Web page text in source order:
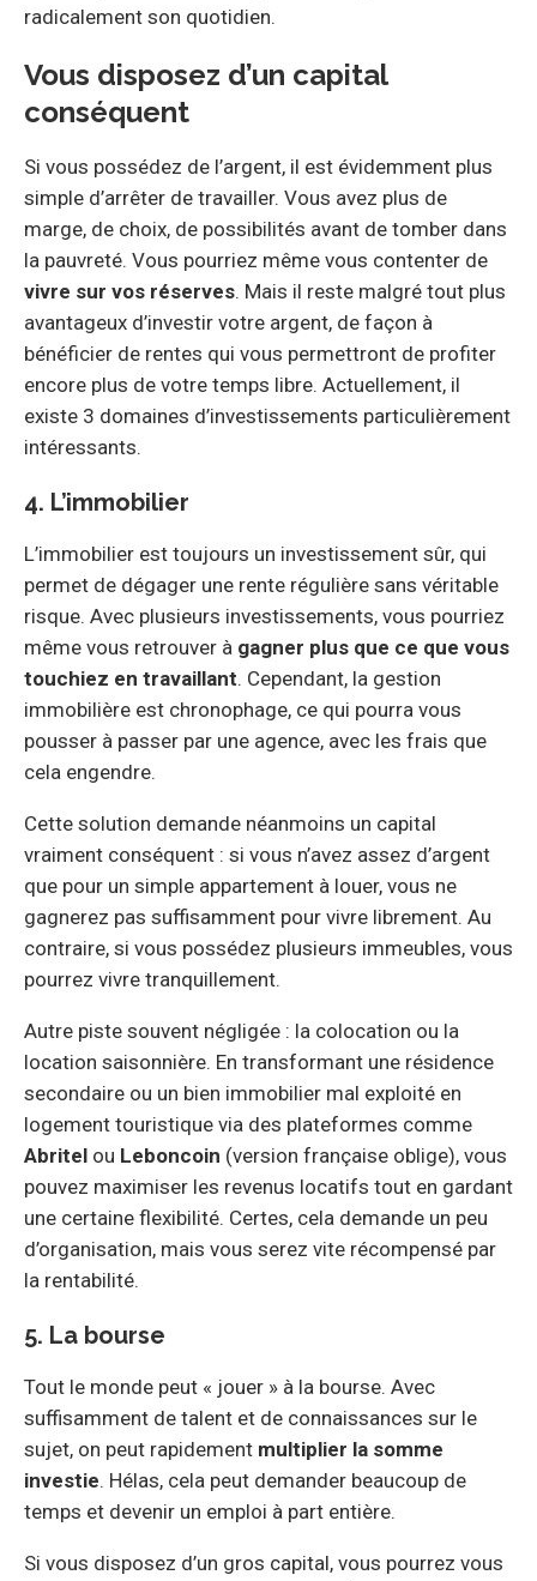
radicalement son quotidien.
Vous disposez d’un capital
conséquent
Si vous possédez de l’argent, il est évidemment plus
simple d’arrêter de travailler. Vous avez plus de
marge, de choix, de possibilités avant de tomber dans
la pauvreté. Vous pourriez même vous contenter de
vivre sur vos réserves. Mais il reste malgré tout plus
avantageux d’investir votre argent, de façon à
bénéficier de rentes qui vous permettront de profiter
encore plus de votre temps libre. Actuellement, il
existe 3 domaines d’investissements particulièrement
intéressants.
4. L’immobilier
L’immobilier est toujours un investissement sûr, qui
permet de dégager une rente régulière sans véritable
risque. Avec plusieurs investissements, vous pourriez
même vous retrouver à gagner plus que ce que vous
touchiez en travaillant. Cependant, la gestion
immobilière est chronophage, ce qui pourra vous
pousser à passer par une agence, avec les frais que
cela engendre.
Cette solution demande néanmoins un capital
vraiment conséquent : si vous n’avez assez d’argent
que pour un simple appartement à louer, vous ne
gagnerez pas suffisamment pour vivre librement. Au
contraire, si vous possédez plusieurs immeubles, vous
pourrez vivre tranquillement.
Autre piste souvent négligée : la colocation ou la
location saisonnière. En transformant une résidence
secondaire ou un bien immobilier mal exploité en
logement touristique via des plateformes comme
Abritel ou Leboncoin (version française oblige), vous
pouvez maximiser les revenus locatifs tout en gardant
une certaine flexibilité. Certes, cela demande un peu
d’organisation, mais vous serez vite récompensé par
la rentabilité.
5. La bourse
Tout le monde peut « jouer » à la bourse. Avec
suffisamment de talent et de connaissances sur le
sujet, on peut rapidement multiplier la somme
investie. Hélas, cela peut demander beaucoup de
temps et devenir un emploi à part entière.
Si vous disposez d’un gros capital, vous pourrez vous